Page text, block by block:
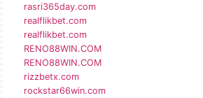
rasri365day.com
realflikbet.com
realflikbet.com
RENO88WIN.COM
RENO88WIN.COM
rizzbetx.com
rockstar66win.com